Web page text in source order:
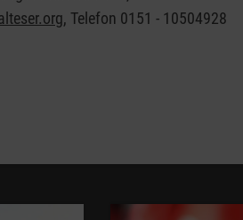
, Telefon 0151 - 10504928